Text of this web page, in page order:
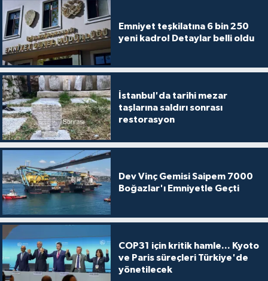
Emniyet teşkilatına 6 bin 250
yeni kadro! Detaylar belli oldu
İstanbul'da tarihi mezar
taşlarına saldırı sonrası
restorasyon
Dev Vinç Gemisi Saipem 7000
Boğazlar'ı Emniyetle Geçti
COP31 için kritik hamle... Kyoto
ve Paris süreçleri Türkiye'de
yönetilecek